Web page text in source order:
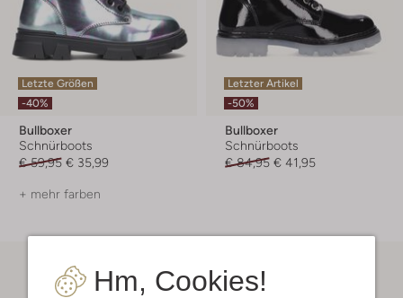
Hm, Cookies!
Letzte Größen
-40%
Bullboxer
Schnürboots
€ 59,95 € 35,99
+ mehr farben
Letzter Artikel
-50%
Bullboxer
Schnürboots
€ 84,95 € 41,95